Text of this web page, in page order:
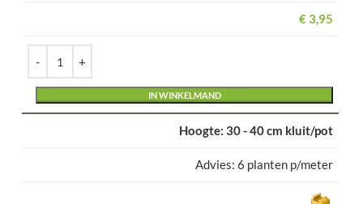
€3,95
IN WINKELMAND
30 - 40 cm kluit/pot
6 planten p/meter